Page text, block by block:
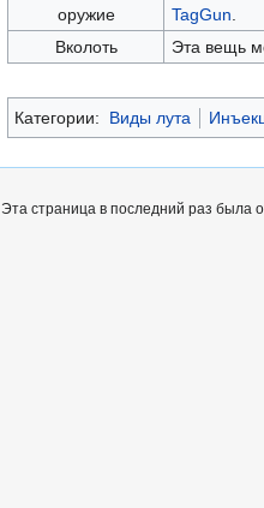
оружие
TagGun.
Вколоть
Эта вещь
Категории: Виды лута
Эта страница в последний раз была